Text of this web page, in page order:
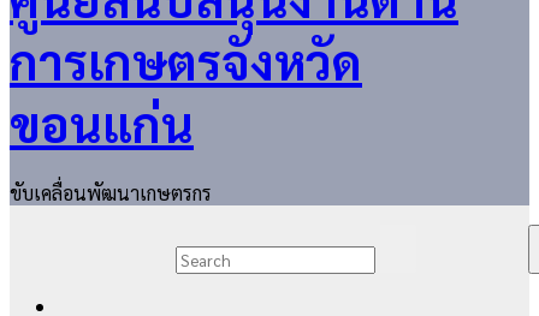
การเกษตรจังหวัด
ขอนแก่น
ขับเคลื่อนพัฒนาเกษตรกร